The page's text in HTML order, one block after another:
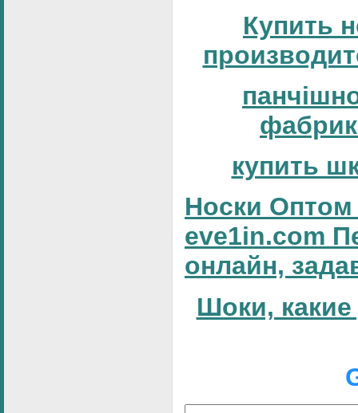
Купить
купить
Носки Оптом
eve1in.com
онлайн,
Шоки, какие